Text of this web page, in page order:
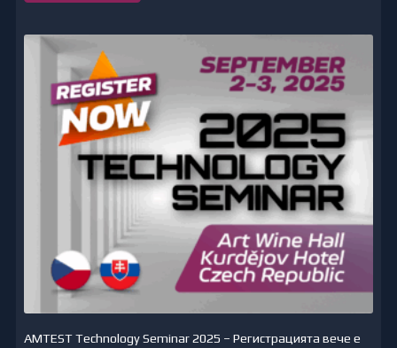
AMTEST Technology Seminar 2025 – Регистрацията вече е